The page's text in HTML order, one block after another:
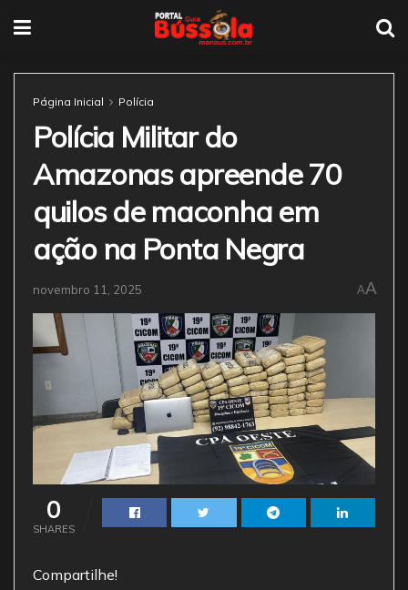
Página Inicial Polícia
Polícia Militar do
Amazonas apreende 70
quilos de maconha em
ação na Ponta Negra
novembro 11, 2025 AA
0
SHARES
Compartilhe!